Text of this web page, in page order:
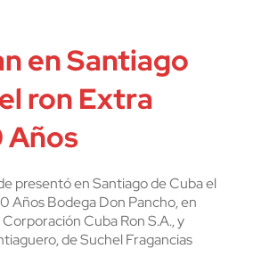
en Santiago
ron Extra
Años
presentó en Santiago de Cuba el
Años Bodega Don Pancho, en
Cuba Ron S.A., y
de Suchel Fragancias